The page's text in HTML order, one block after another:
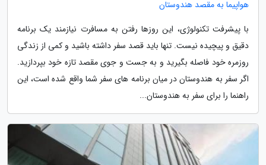
هواپیما به مقصد هندوستان
با پیشرفت تکنولوژی، این روزها رفتن به مسافرت نیازمند یک برنامه
دقیق و پیچیده نیست. تنها باید قصد سفر داشته باشید و کمی از زندگی
روزمره خود فاصله بگیرید و به جست و جوی مقصد تازه خود بپردازید.
اگر سفر به هندوستان در میان برنامه های سفر شما واقع شده است، این
راهنما را برای سفر به هندوستان...